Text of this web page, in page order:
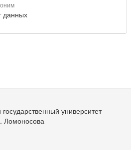
данных
университет
Ломоносова